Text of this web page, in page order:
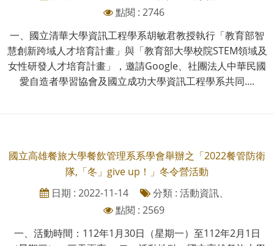
點閱 : 2746
一、國立清華大學資訊工程學系胡敏君教授執行「教育部智
慧創新跨域人才培育計畫」與「教育部大學校院STEM領域及
女性研發人才培育計畫」，邀請Google、社團法人中華民國
愛自造者學習協會及國立成功大學資訊工程學系共同....
國立高雄餐旅大學餐飲管理系系學會舉辦之「2022餐管防衛
隊,「冬」give up！」冬令營活動
日期 : 2022-11-14
分類 : 活動資訊、
點閱 : 2569
一、活動時間：112年1月30日（星期一）至112年2月1日